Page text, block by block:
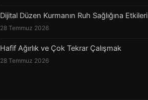
Dijital Düzen Kurmanın Ruh Sağlığına Etkileri
28 Temmuz 2026
Hafif Ağırlık ve Çok Tekrar Çalışmak
28 Temmuz 2026